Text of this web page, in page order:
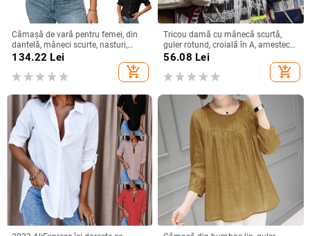
Cămașă de vară pentru femei, din
dantelă, mâneci scurte, nasturi,
imprimeu floral, croială lejeră, guler
rotund, din bumbac-poliester
134.22 Lei
add_shopping_cart
Tricou damă cu mânecă scurtă,
guler rotund, croială în A, amestec
poliester-spandex, imprimat și
56.08 Lei
add_shopping_cart